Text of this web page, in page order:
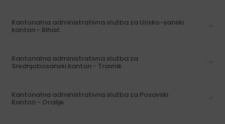
Kantonalna administrativna služba za Unsko-sanski
kanton - Bihać
Kantonalna administrativna služba za
Srednjobosanski kanton - Travnik
Kantonalna administrativna služba za Posavski
Kanton - Orašje